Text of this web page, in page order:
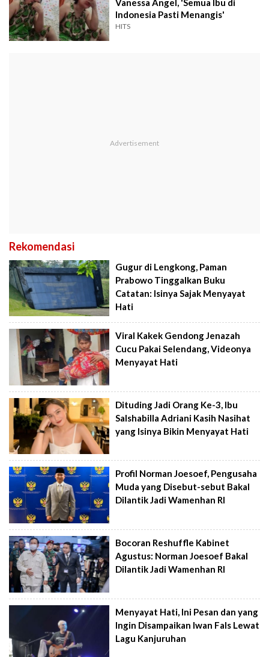
Vanessa Angel, 'Semua Ibu di
Indonesia Pasti Menangis'
HITS
Rekomendasi
Gugur di Lengkong, Paman
Prabowo Tinggalkan Buku
Catatan: Isinya Sajak Menyayat
Hati
Viral Kakek Gendong Jenazah
Cucu Pakai Selendang, Videonya
Menyayat Hati
Dituding Jadi Orang Ke-3, Ibu
Salshabilla Adriani Kasih Nasihat
yang Isinya Bikin Menyayat Hati
Profil Norman Joesoef, Pengusaha
Muda yang Disebut-sebut Bakal
Dilantik Jadi Wamenhan RI
Bocoran Reshuffle Kabinet
Agustus: Norman Joesoef Bakal
Dilantik Jadi Wamenhan RI
Menyayat Hati, Ini Pesan dan yang
Ingin Disampaikan Iwan Fals Lewat
Lagu Kanjuruhan